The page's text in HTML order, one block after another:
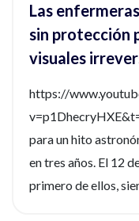
Las
sin protección
visuales
https://
para un hito
en tres años. El 12
primero de ellos,